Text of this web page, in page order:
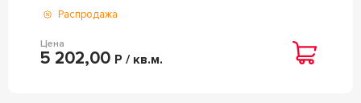
Распродажа
Цена
5 202,00 Р / кв.м.